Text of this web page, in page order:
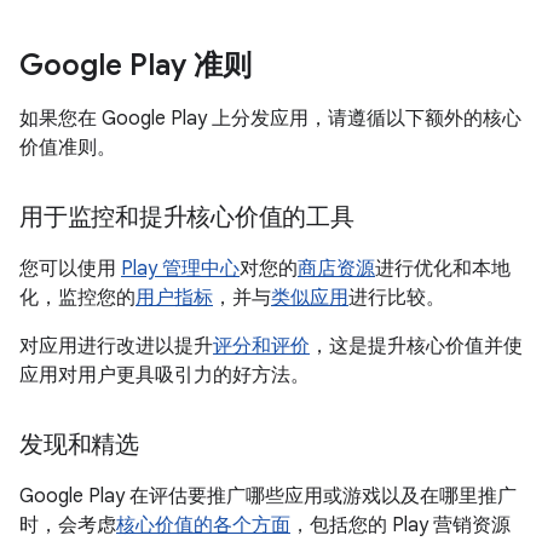
Google Play 准则
如果您在 Google Play 上分发应用，请遵循以下额外的核心
价值准则。
用于监控和提升核心价值的工具
您可以使用 Play 管理中心对您的商店资源进行优化和本地
化，监控您的用户指标 ，并与类似应用进行比较。
对应用进行改进以提升评分和评价 ，这是提升核心价值并使
应用对用户更具吸引力的好方法。
发现和精选
Google Play 在评估要推广哪些应用或游戏以及在哪里推广
时，会考虑核心价值的各个方面 ，包括您的 Play 营销资源